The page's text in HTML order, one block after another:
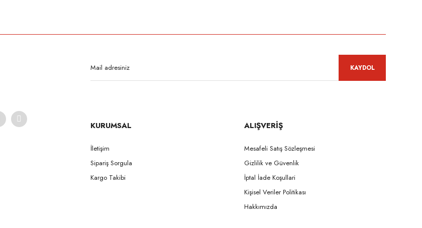
KAYDOL
KURUMSAL
İletişim
Sipariş Sorgula
Kargo Takibi
ALIŞVERİŞ
Mesafeli Satış Sözleşmesi
Gizlilik ve Güvenlik
İptal İade Koşullari
Kişisel Veriler Politikası
Hakkımızda